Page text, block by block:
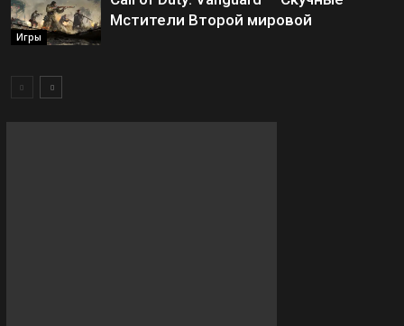
Игры
Мстители Второй мировой